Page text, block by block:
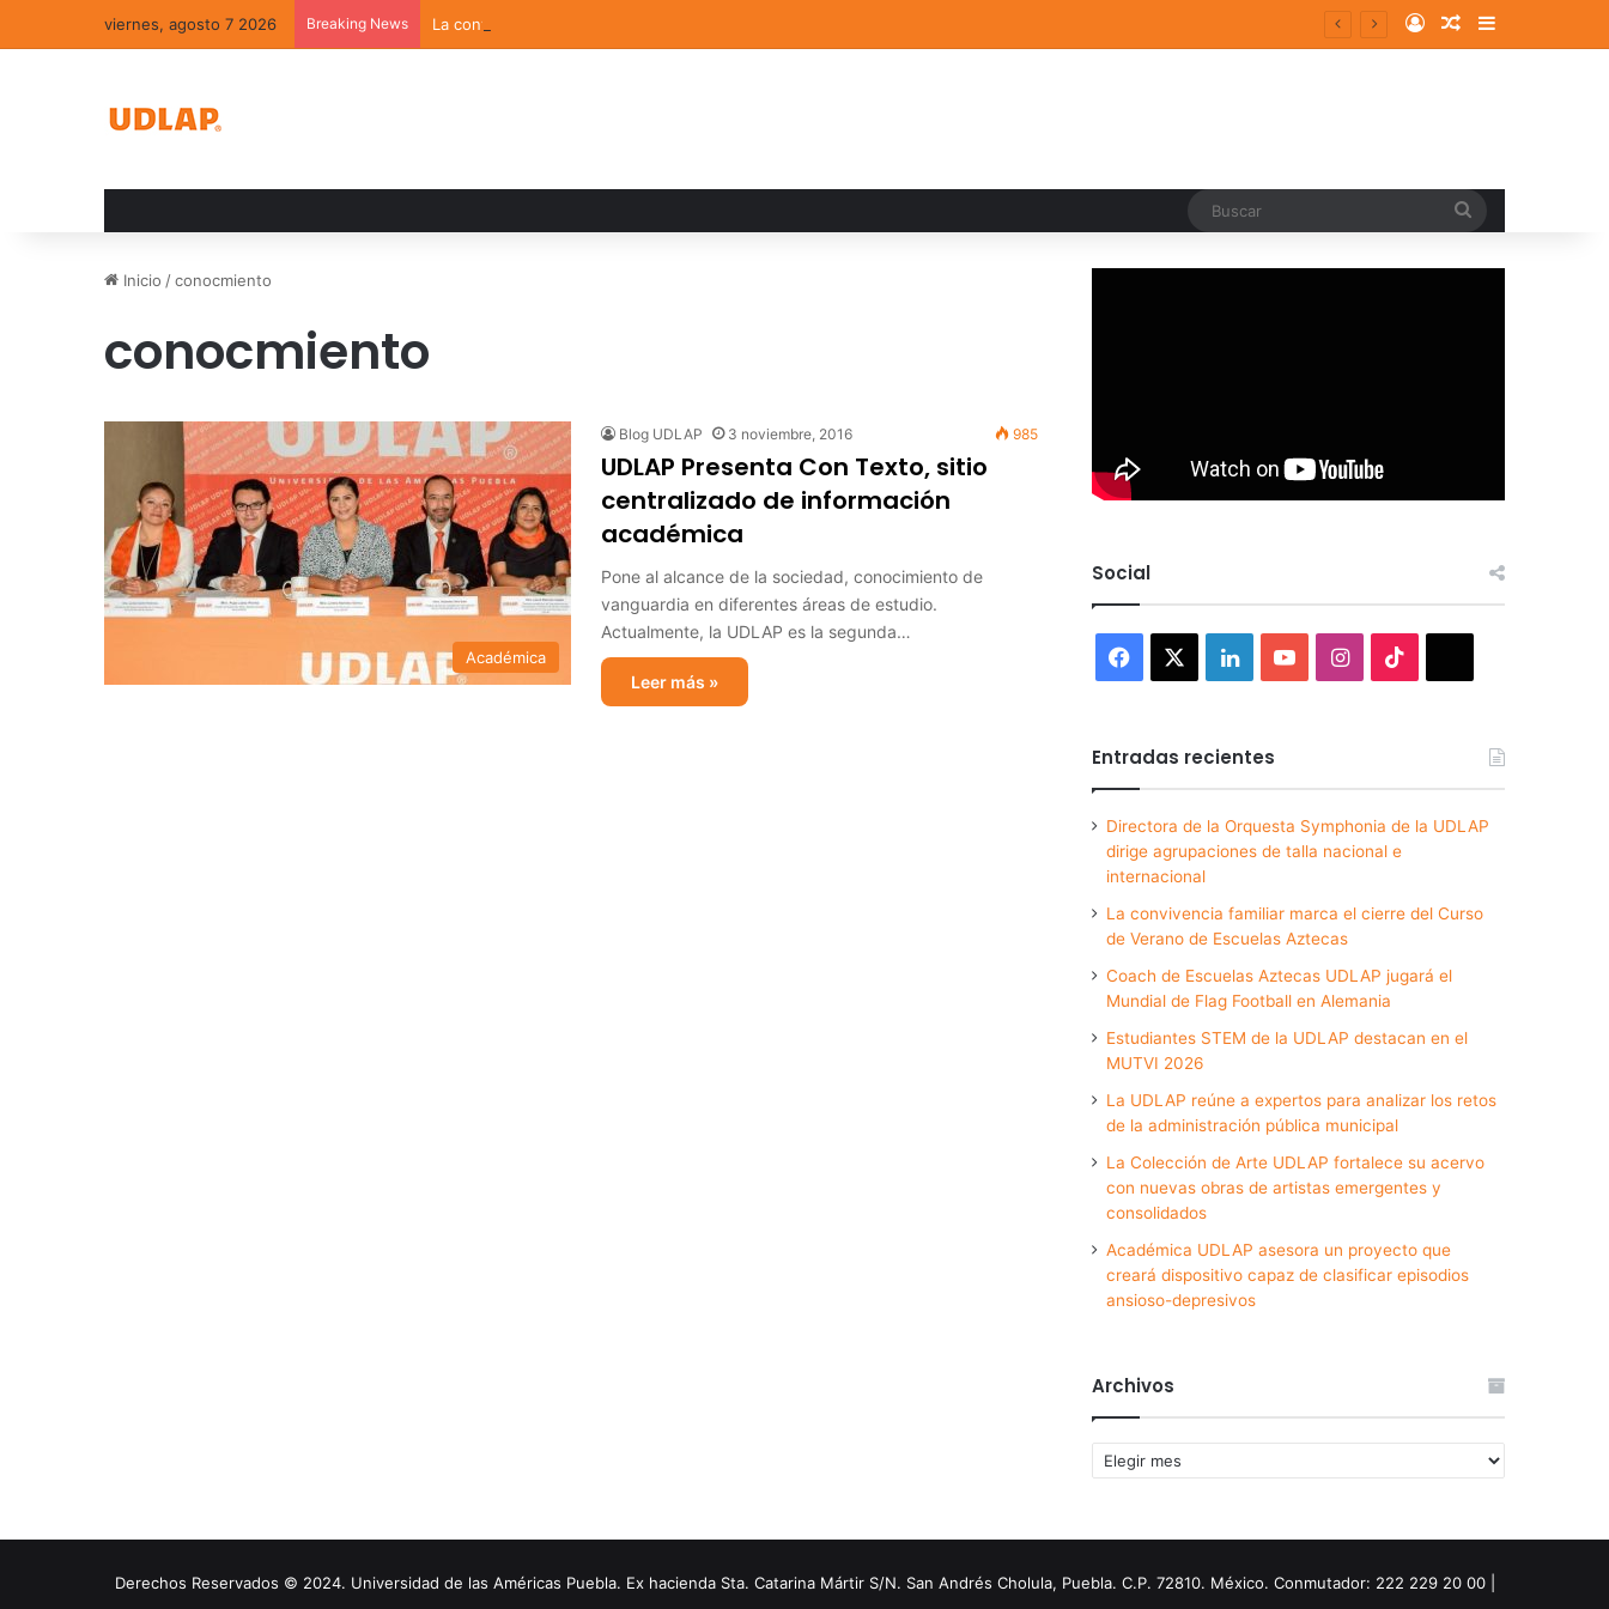
viernes, agosto 7 2026 Breaking News La convivencia familiar marca el cierre del Curso de Verano de Escuelas Aztecas Log InRandom Article
Sidebar
Inicio /conocmiento
conocmiento
Académica
Blog UDLAP 3 noviembre, 2016 985
UDLAP Presenta Con Texto, sitio
centralizado de información
académica
Pone al alcance de la sociedad, conocimiento de
vanguardia en diferentes áreas de estudio.
Actualmente, la UDLAP es la segunda…
Leer más »
Social
Facebook LinkedInYouTubeInstagram
Entradas recientes
Directora de la Orquesta Symphonia de la UDLAP
dirige agrupaciones de talla nacional e
internacional
La convivencia familiar marca el cierre del Curso
de Verano de Escuelas Aztecas
Coach de Escuelas Aztecas UDLAP jugará el
Mundial de Flag Football en Alemania
Estudiantes STEM de la UDLAP destacan en el
MUTVI 2026
La UDLAP reúne a expertos para analizar los retos
de la administración pública municipal
La Colección de Arte UDLAP fortalece su acervo
con nuevas obras de artistas emergentes y
consolidados
Académica UDLAP asesora un proyecto que
creará dispositivo capaz de clasificar episodios
ansioso-depresivos
Archivos
Archivos
Derechos Reservados © 2024. Universidad de las Américas Puebla. Ex hacienda Sta. Catarina Mártir S/N. San Andrés Cholula, Puebla. C.P. 72810. México. Conmutador: 222 229 20 00 |